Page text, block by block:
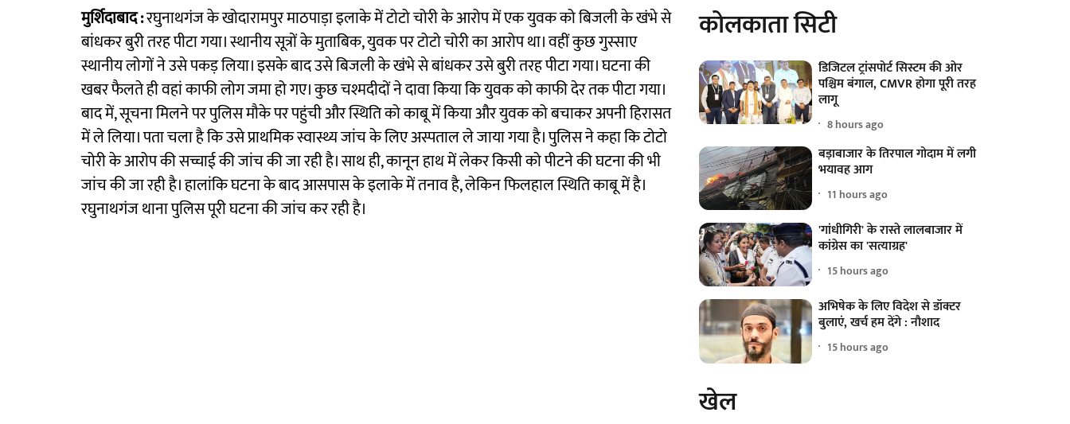
मुर्शिदाबाद :रघुनाथगंज के खोदारामपुर माठपाड़ा इलाके में टोटो चोरी के आरोप में एक युवक को बिजली के खंभे से
बांधकर बुरी तरह पीटा गया। स्थानीय सूत्रों के मुताबिक, युवक पर टोटो चोरी का आरोप था। वहीं कुछ गुस्साए
स्थानीय लोगों ने उसे पकड़ लिया। इसके बाद उसे बिजली के खंभे से बांधकर उसे बुरी तरह पीटा गया। घटना की
खबर फैलते ही वहां काफी लोग जमा हो गए। कुछ चश्मदीदों ने दावा किया कि युवक को काफी देर तक पीटा गया।
बाद में, सूचना मिलने पर पुलिस मौके पर पहुंची और स्थिति को काबू में किया और युवक को बचाकर अपनी हिरासत
में ले लिया। पता चला है कि उसे प्राथमिक स्वास्थ्य जांच के लिए अस्पताल ले जाया गया है। पुलिस ने कहा कि टोटो
चोरी के आरोप की सच्चाई की जांच की जा रही है। साथ ही, कानून हाथ में लेकर किसी को पीटने की घटना की भी
जांच की जा रही है। हालांकि घटना के बाद आसपास के इलाके में तनाव है, लेकिन फिलहाल स्थिति काबू में है।
रघुनाथगंज थाना पुलिस पूरी घटना की जांच कर रही है।
कोलकाता सिटी
डिजिटल ट्रांसपोर्ट सिस्टम की ओर
पश्चिम बंगाल, CMVR होगा पूरी तरह
लागू
8 hours ago
बड़ाबाजार के तिरपाल गोदाम में लगी
भयावह आग
11 hours ago
'गांधीगिरी' के रास्ते लालबाजार में
कांग्रेस का 'सत्याग्रह'
15 hours ago
अभिषेक के लिए विदेश से डॉक्टर
बुलाएं, खर्च हम देंगे : नौशाद
15 hours ago
खेल